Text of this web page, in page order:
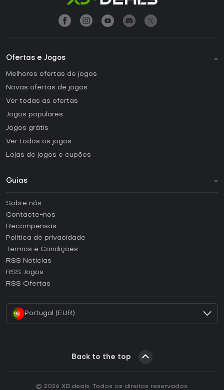
Ofertas e Jogos
Melhores ofertas de jogos
Novas ofertas de jogos
Ver todas as ofertas
Jogos populares
Jogos grátis
Ver todos os jogos
Lojas de jogos e cupões
Guias
Como ativar uma CD Key Steam?
Como ativar uma CD Key Epic Games?
Como ativar uma CD Key GOG?
Como ativar uma CD Key Ubisoft Connect?
Sobre nós
Contacte-nos
Recompensas
Política de privacidade
Termos e Condições
RSS Noticias
RSS Jogos
RSS Ofertas
Portugal (EUR)
Back to the top
© 2026 XD.deals. Todos os direitos reservados.